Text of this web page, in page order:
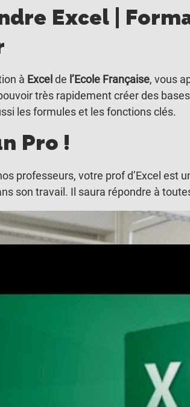
Excel |
à Excel de l’Ecole Française, vous
très rapidement créer des
les formules et les fonctions clés.
Pro !
professeurs, votre prof d’Excel est
son travail. Il saura répondre à